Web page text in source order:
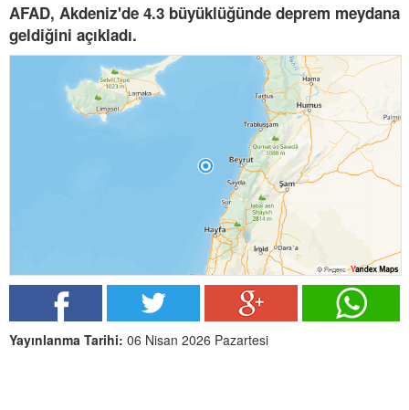
AFAD, Akdeniz'de 4.3 büyüklüğünde deprem meydana
geldiğini açıkladı.
Yayınlanma Tarihi: 06 Nisan 2026 Pazartesi